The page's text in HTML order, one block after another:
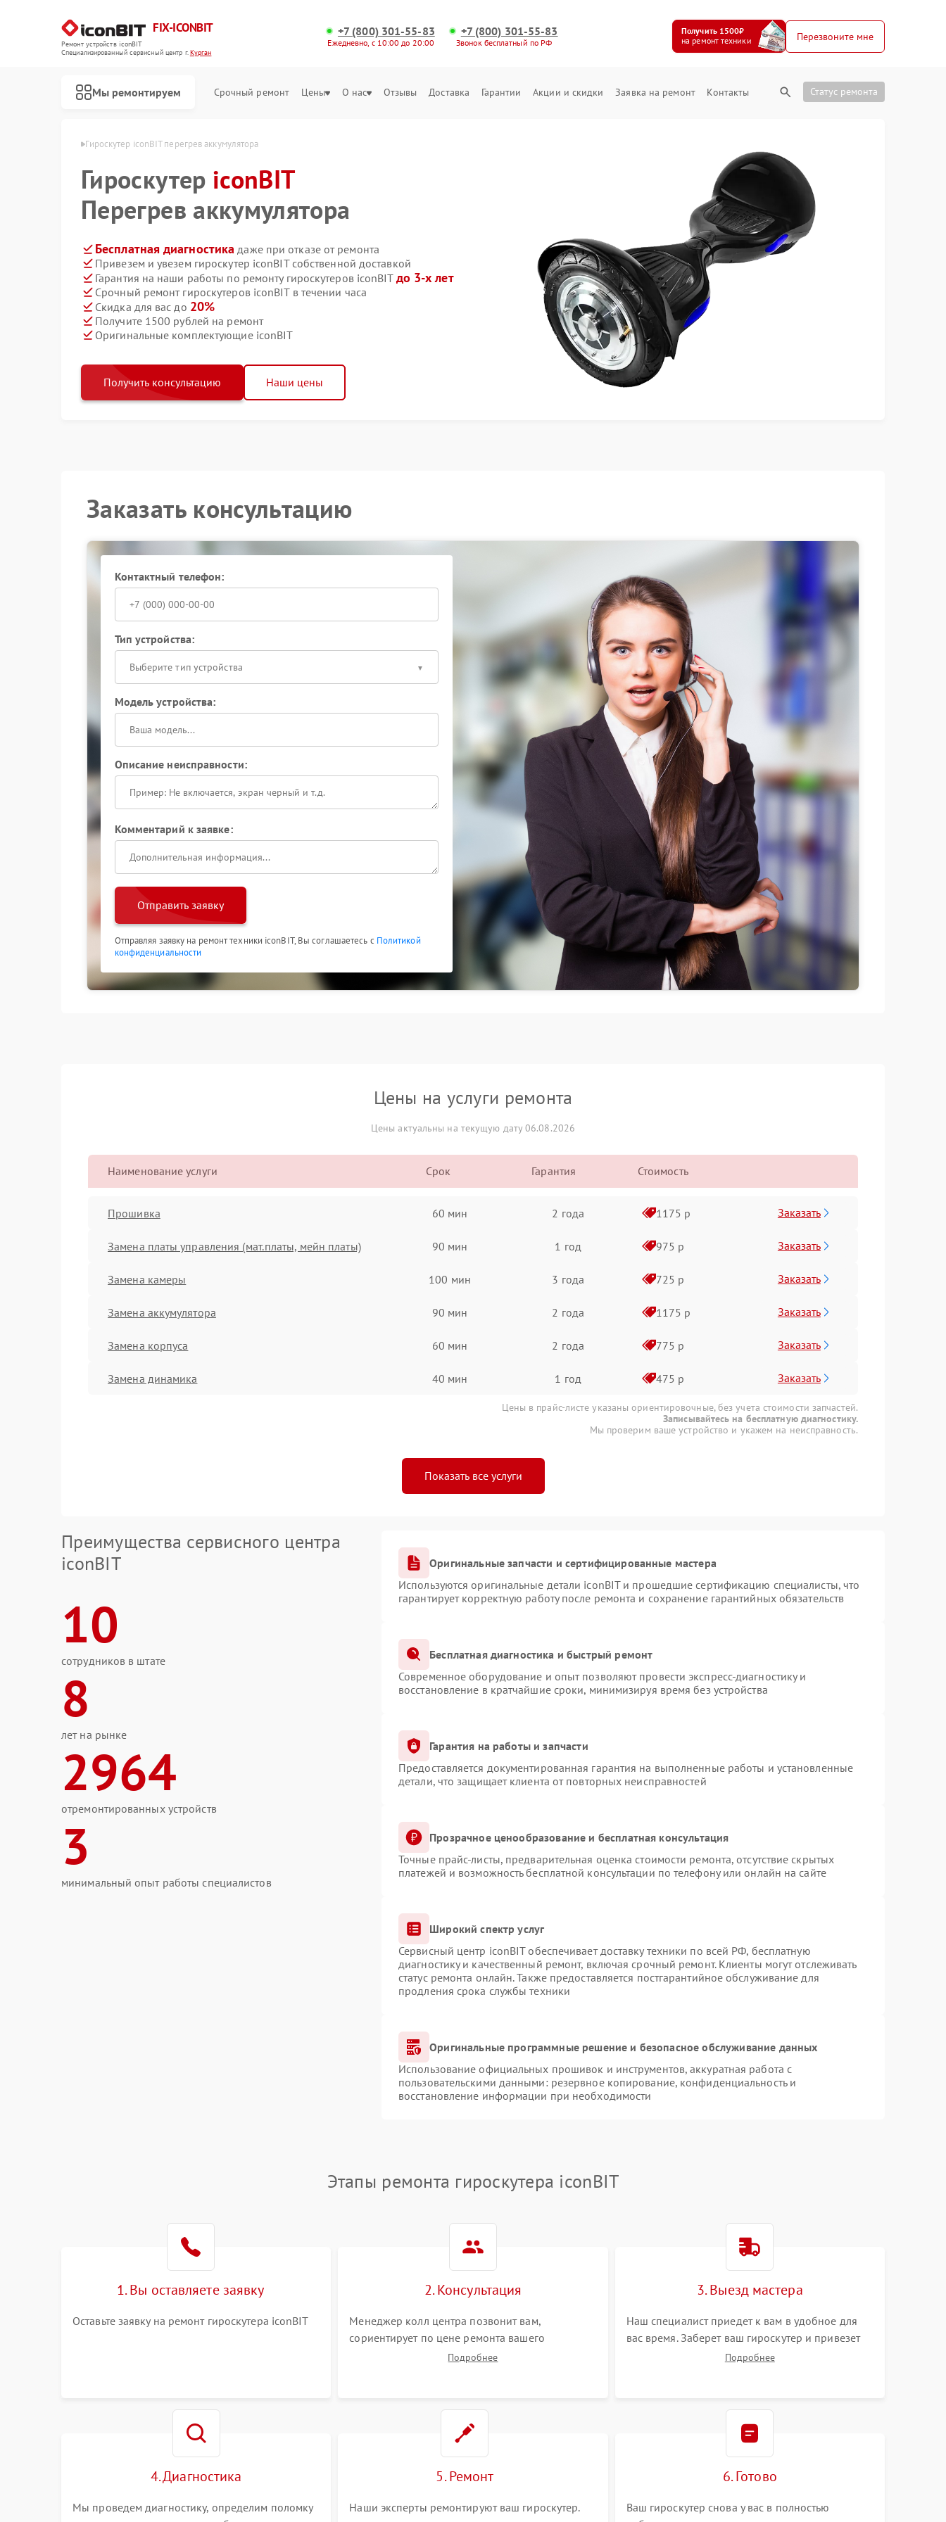
FIX-ICONBIT
Ремонт устройств iconBIT
Специализированный cервисный центр г.Курган
+7 (800) 301-55-83
Ежедневно, с 10:00 до 20:00
+7 (800) 301-55-83
Звонок бесплатный по РФ
Получить 1500₽
на ремонт техники
Перезвоните мне
Мы ремонтируем Срочный ремонт Цены О нас Отзывы Доставка Гарантии Акции и скидки Заявка на ремонт Контакты Статус ремонта
iconBIT в Кургане Гироскутер iconBIT перегрев аккумулятора
Гироскутер iconBIT
Перегрев аккумулятора
Бесплатная диагностика даже при отказе от ремонта
Привезем и увезем гироскутер iconBIT собственной доставкой
Гарантия на наши работы по ремонту гироскутеров iconBIT до 3-х лет
Срочный ремонт гироскутеров iconBIT в течении часа
Скидка для вас до 20%
Получите 1500 рублей на ремонт
Оригинальные комплектующие iconBIT
Получить консультацию Наши цены
Заказать консультацию
Контактный телефон:
Тип устройства:
Выберите тип устройства
Модель устройства:
Описание неисправности:
Комментарий к заявке:
Отправить заявку
Отправляя заявку на ремонт техники iconBIT, Вы соглашаетесь с Политикой
конфиденциальности
Цены на услуги ремонта
Цены актуальны на текущую дату 06.08.2026
Наименование услуги Срок Гарантия Стоимость
Прошивка 60 мин 2 года 1175 р Заказать
Замена платы управления (мат.платы, мейн платы) 90 мин 1 год 975 р Заказать
Замена камеры 100 мин 3 года 725 р Заказать
Замена аккумулятора 90 мин 2 года 1175 р Заказать
Замена корпуса 60 мин 2 года 775 р Заказать
Замена динамика 40 мин 1 год 475 р Заказать
Цены в прайс-листе указаны ориентировочные, без учета стоимости запчастей.
Записывайтесь на бесплатную диагностику.
Мы проверим ваше устройство и укажем на неисправность.
Показать все услуги
Преимущества сервисного центра
iconBIT
10
сотрудников в штате
8
лет на рынке
2964
отремонтированных устройств
3
минимальный опыт работы специалистов
Оригинальные запчасти и сертифицированные мастера
Используются оригинальные детали iconBIT и прошедшие сертификацию специалисты, что
гарантирует корректную работу после ремонта и сохранение гарантийных обязательств
Бесплатная диагностика и быстрый ремонт
Современное оборудование и опыт позволяют провести экспресс-диагностику и
восстановление в кратчайшие сроки, минимизируя время без устройства
Гарантия на работы и запчасти
Предоставляется документированная гарантия на выполненные работы и установленные
детали, что защищает клиента от повторных неисправностей
Прозрачное ценообразование и бесплатная консультация
Точные прайс-листы, предварительная оценка стоимости ремонта, отсутствие скрытых
платежей и возможность бесплатной консультации по телефону или онлайн на сайте
Широкий спектр услуг
Сервисный центр iconBIT обеспечивает доставку техники по всей РФ, бесплатную
диагностику и качественный ремонт, включая срочный ремонт. Клиенты могут отслеживать
статус ремонта онлайн. Также предоставляется постгарантийное обслуживание для
продления срока службы техники
Оригинальные программные решение и безопасное обслуживание данных
Использование официальных прошивок и инструментов, аккуратная работа с
пользовательскими данными: резервное копирование, конфиденциальность и
восстановление информации при необходимости
Этапы ремонта гироскутера iconBIT
1. Вы оставляете заявку
Оставьте заявку на ремонт гироскутера iconBIT
2. Консультация
Менеджер колл центра позвонит вам,
сориентирует по цене ремонта вашего
гироскутера а также ответит на все ваши
Подробнее
3. Выезд мастера
Наш специалист приедет к вам в удобное для
вас время. Заберет ваш гироскутер и привезет
на склад для диагностики.
Подробнее
4. Диагностика
Мы проведем диагностику, определим поломку
5. Ремонт
Наши эксперты ремонтируют ваш гироскутер.
6. Готово
Ваш гироскутер снова у вас в полностью